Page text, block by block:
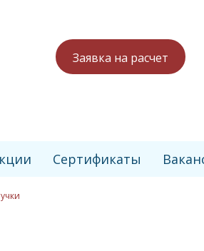
Заявка на расчет
Сертификаты